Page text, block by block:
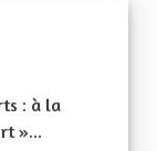
: à la
»...